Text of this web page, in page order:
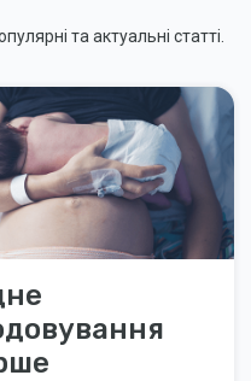
та актуальні статті.